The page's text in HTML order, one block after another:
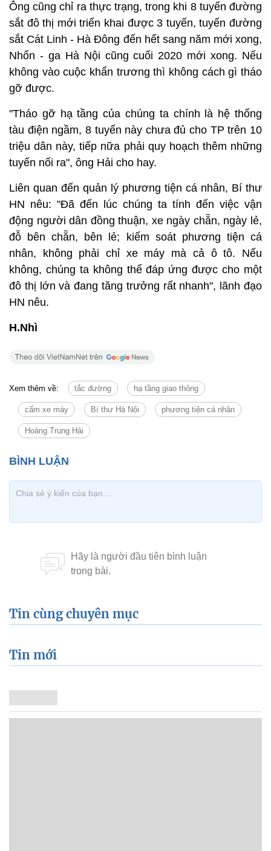
Ông cũng chỉ ra thực trạng, trong khi 8 tuyến đường
sắt đô thị mới triển khai được 3 tuyến, tuyến đường
sắt Cát Linh - Hà Đông đến hết sang năm mới xong,
Nhổn - ga Hà Nội cũng cuối 2020 mới xong. Nếu
không vào cuộc khẩn trương thì không cách gì tháo
gỡ được.
"Tháo gỡ hạ tầng của chúng ta chính là hệ thống
tàu điện ngầm, 8 tuyến này chưa đủ cho TP trên 10
triệu dân này, tiếp nữa phải quy hoạch thêm những
tuyến nối ra", ông Hải cho hay.
Liên quan đến quản lý phương tiện cá nhân, Bí thư
HN nêu: "Đã đến lúc chúng ta tính đến việc vận
động người dân đồng thuận, xe ngày chẵn, ngày lẻ,
đỗ bên chẵn, bên lẻ; kiểm soát phương tiện cá
nhân, không phải chỉ xe máy mà cả ô tô. Nếu
không, chúng ta không thể đáp ứng được cho một
đô thị lớn và đang tăng trưởng rất nhanh", lãnh đạo
HN nêu.
H.Nhì
Xem thêm về: tắc đường hạ tầng giao thông
cấm xe máy Bí thư Hà Nội phương tiện cá nhân
Hoàng Trung Hải
Tin cùng chuyên mục
Tin mới